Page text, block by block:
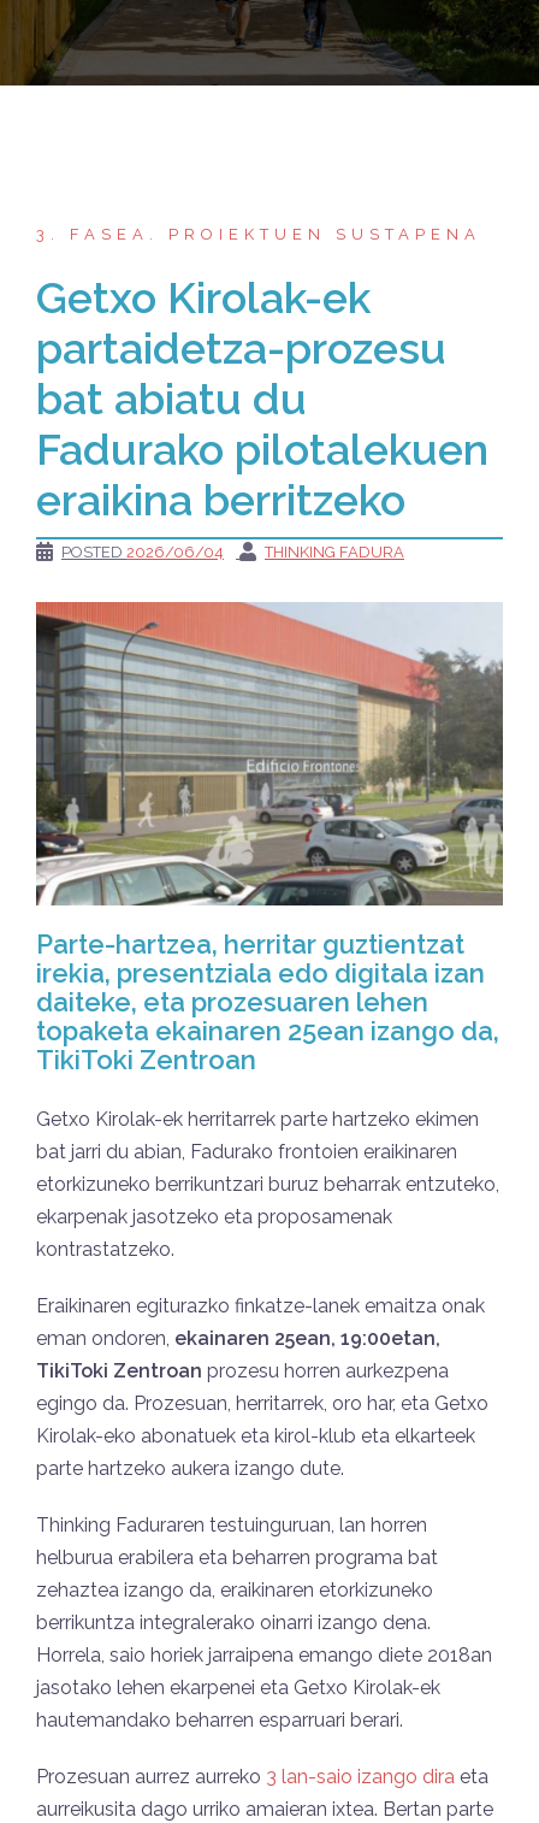
3. FASEA. PROIEKTUEN SUSTAPENA
Getxo Kirolak-ek
partaidetza-prozesu
bat abiatu du
Fadurako pilotalekuen
eraikina berritzeko
POSTED 2026/06/04 THINKING FADURA
Parte-hartzea, herritar guztientzat
irekia, presentziala edo digitala izan
daiteke, eta prozesuaren lehen
topaketa ekainaren 25ean izango da,
TikiToki Zentroan
Getxo Kirolak-ek herritarrek parte hartzeko ekimen
bat jarri du abian, Fadurako frontoien eraikinaren
etorkizuneko berrikuntzari buruz beharrak entzuteko,
ekarpenak jasotzeko eta proposamenak
kontrastatzeko.
Eraikinaren egiturazko finkatze-lanek emaitza onak
eman ondoren, ekainaren 25ean, 19:00etan,
TikiToki Zentroan prozesu horren aurkezpena
egingo da. Prozesuan, herritarrek, oro har, eta Getxo
Kirolak-eko abonatuek eta kirol-klub eta elkarteek
parte hartzeko aukera izango dute.
Thinking Faduraren testuinguruan, lan horren
helburua erabilera eta beharren programa bat
zehaztea izango da, eraikinaren etorkizuneko
berrikuntza integralerako oinarri izango dena.
Horrela, saio horiek jarraipena emango diete 2018an
jasotako lehen ekarpenei eta Getxo Kirolak-ek
hautemandako beharren esparruari berari.
Prozesuan aurrez aurreko 3 lan-saio izango dira eta
aurreikusita dago urriko amaieran ixtea. Bertan parte